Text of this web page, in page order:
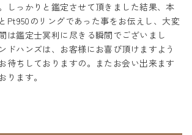
しっかりと鑑定させて頂きました結果、本
Pt950のリングであった事をお伝えし、大変
は鑑定士冥利に尽きる瞬間でございまし
ドハンズは、お客様にお喜び頂けますよう
待ちしておりますの。またお会い出来ます
ります。